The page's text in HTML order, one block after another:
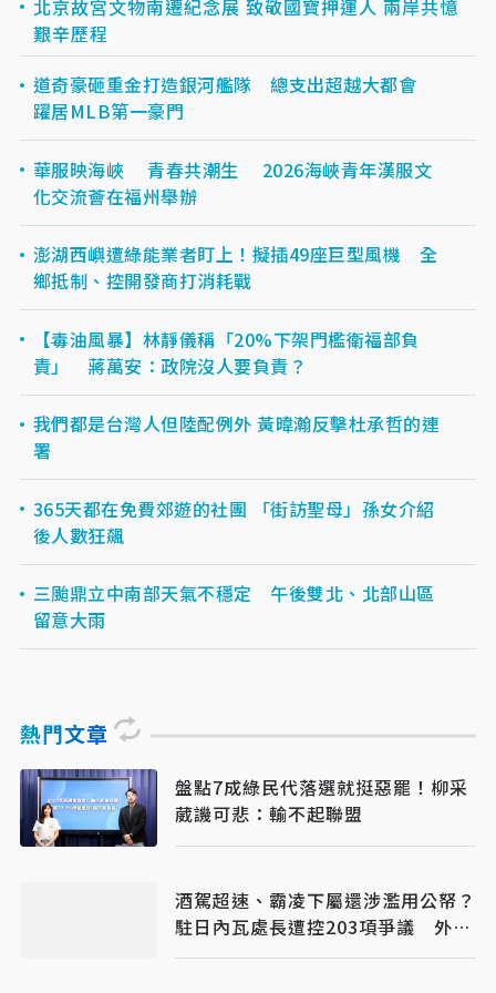
北京故宮文物南遷紀念展 致敬國寶押運人 兩岸共憶
艱辛歷程
道奇豪砸重金打造銀河艦隊 總支出超越大都會
躍居MLB第一豪門
華服映海峽 青春共潮生 2026海峽青年漢服文
化交流薈在福州舉辦
澎湖西嶼遭綠能業者盯上！擬插49座巨型風機 全
鄉抵制、控開發商打消耗戰
【毒油風暴】林靜儀稱「20%下架門檻衛福部負
責」 蔣萬安：政院沒人要負責？
我們都是台灣人但陸配例外 黃暐瀚反擊杜承哲的連
署
365天都在免費郊遊的社團 「街訪聖母」孫女介紹
後人數狂飆
三颱鼎立中南部天氣不穩定 午後雙北、北部山區
留意大雨
熱門文章
盤點7成綠民代落選就挺惡罷！柳采
葳譏可悲：輸不起聯盟
酒駕超速、霸凌下屬還涉濫用公帑？
駐日內瓦處長遭控203項爭議 外交
部啟動調查